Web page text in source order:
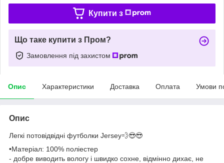
Купити з
Що таке купити з Пром?
Замовлення під захистом
Опис Характеристики Доставка Оплата Умови
Опис
Легкі потовідвідні футболки Jersey💨😎😎
•Матеріал: 100% поліестер
- добре виводить вологу і швидко сохне, відмінно дихає, не